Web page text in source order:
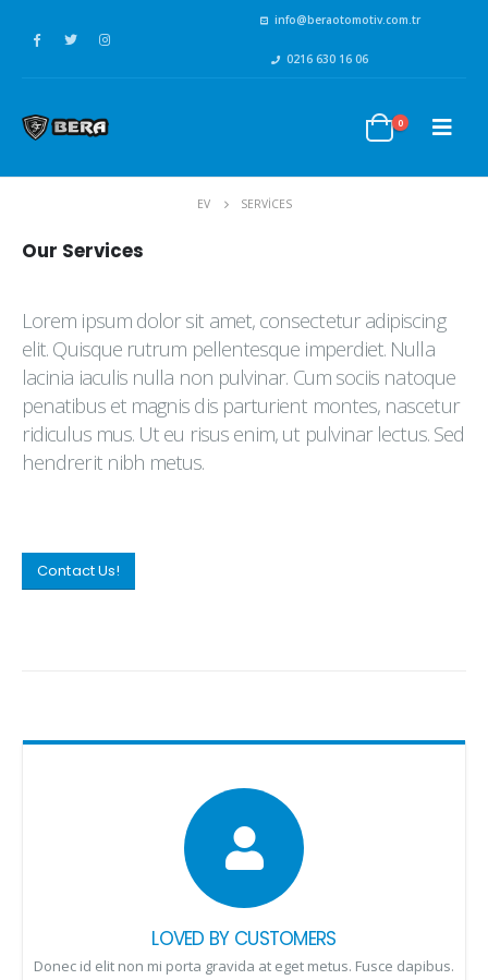
info@beraotomotiv.com.tr
0216 630 16 06
0
EV SERVICES
Our Services
Lorem ipsum dolor sit amet, consectetur adipiscing
elit. Quisque rutrum pellentesque imperdiet. Nulla
lacinia iaculis nulla non pulvinar. Cum sociis natoque
penatibus et magnis dis parturient montes, nascetur
ridiculus mus. Ut eu risus enim, ut pulvinar lectus. Sed
hendrerit nibh metus.
Contact Us!
LOVED BY CUSTOMERS
Donec id elit non mi porta gravida at eget metus. Fusce dapibus.